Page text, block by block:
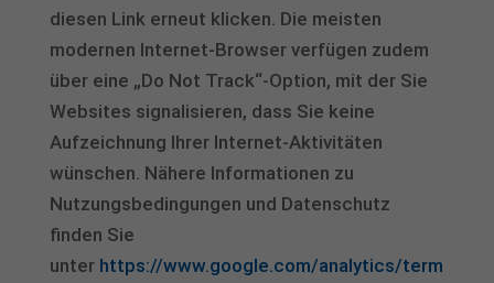
diesen Link erneut klicken. Die meisten
modernen Internet-Browser verfügen zudem
über eine „Do Not Track“-Option, mit der Sie
Websites signalisieren, dass Sie keine
Aufzeichnung Ihrer Internet-Aktivitäten
wünschen. Nähere Informationen zu
Nutzungsbedingungen und Datenschutz
finden Sie
unter https://www.google.com/analytics/term